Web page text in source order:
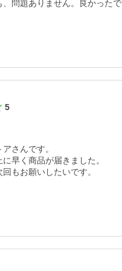
、問題ありません。良かった
5
さんです。
早く商品が届きました。
もお願いしたいです。